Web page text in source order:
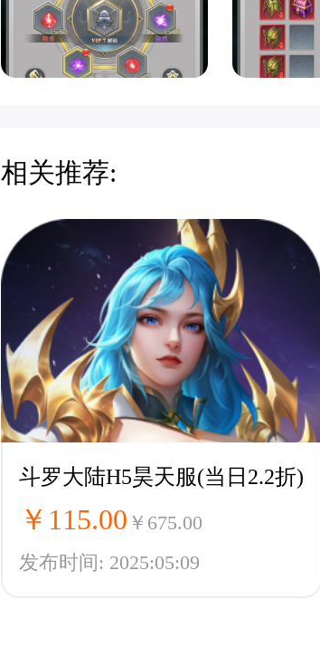
相关推荐:
斗罗大陆H5昊天服(当日2.2折)
￥115.00 ￥675.00
发布时间: 2025:05:09